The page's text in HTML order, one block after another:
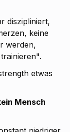
diszipliniert,
keine
werden,
etwas
Mensch